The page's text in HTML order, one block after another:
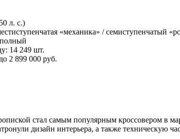
л. с.)
«механика» / семиступенчатый
14 249 шт.
2 899 000 руб.
стал самым популярным кроссовером в
дизайн интерьера, а также